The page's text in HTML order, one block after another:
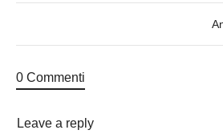
0 Commenti
Leave a reply